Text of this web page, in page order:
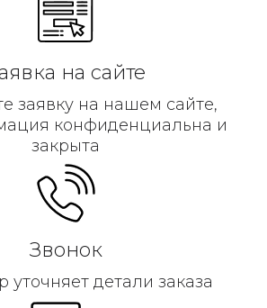
на сайте
заявку на нашем сайте,
конфиденциальна и
закрыта
Звонок
детали заказа